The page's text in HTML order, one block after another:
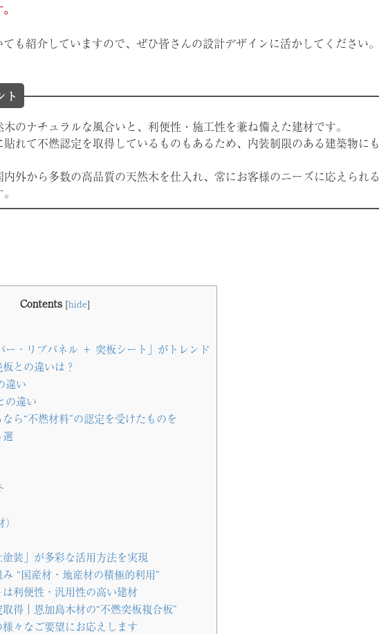
も紹介していますので、ぜひ皆さんの設計デザインに活かしてください。
ト
のナチュラルな風合いと、利便性・施工性を兼ね備えた建材です。
れて不燃認定を取得しているものもあるため、内装制限のある建築物にも
外から多数の高品質の天然木を仕入れ、常にお客様のニーズに応えられる
Contents [hide]
ー・リブパネル ＋ 突板シート」がトレンド
との違いは？
違い
の違い
ら“不燃材料”の認定を受けたものを
装」が多彩な活用方法を実現
“国産材・地産材の積極的利用”
利便性・汎用性の高い建材
得｜恩加島木材の“不燃突板複合板”
々なご要望にお応えします